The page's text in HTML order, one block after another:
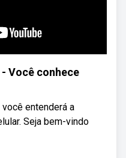
Você conhece
entenderá a
Seja bem-vindo